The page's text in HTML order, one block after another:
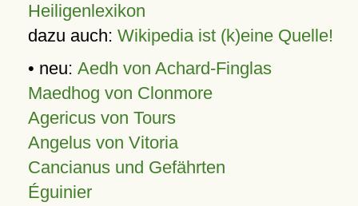
Heiligenlexikon
dazu auch: Wikipedia ist (k)eine Quelle!
• neu: Aedh von Achard-Finglas
Maedhog von Clonmore
Agericus von Tours
Angelus von Vitoria
Cancianus und Gefährten
Éguinier